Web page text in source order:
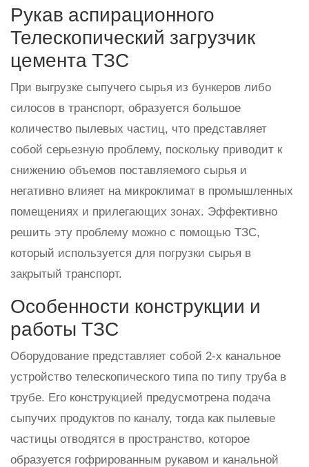
Рукав аспирационного
Телескопический загрузчик
цемента ТЗС
При выгрузке сыпучего сырья из бункеров либо
силосов в транспорт, образуется большое
количество пылевых частиц, что представляет
собой серьезную проблему, поскольку приводит к
снижению объемов поставляемого сырья и
негативно влияет на микроклимат в промышленных
помещениях и прилегающих зонах. Эффективно
решить эту проблему можно с помощью ТЗС,
который используется для погрузки сырья в
закрытый транспорт.
Особенности конструкции и
работы ТЗС
Оборудование представляет собой 2-х канальное
устройство телескопического типа по типу труба в
трубе. Его конструкцией предусмотрена подача
сыпучих продуктов по каналу, тогда как пылевые
частицы отводятся в пространство, которое
образуется гофрированным рукавом и канальной